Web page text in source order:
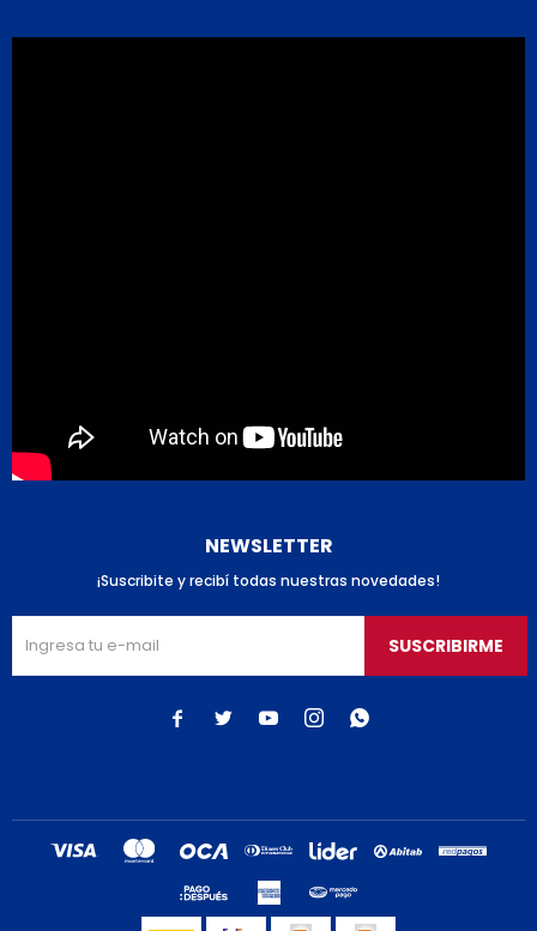
NEWSLETTER
¡Suscribite y recibí todas nuestras novedades!
SUSCRIBIRME
    